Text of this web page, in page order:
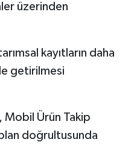
üzerinden
kayıtların daha
getirilmesi
Mobil Ürün Takip
plan doğrultusunda